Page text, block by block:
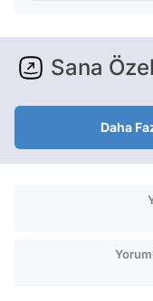
Sana
Daha